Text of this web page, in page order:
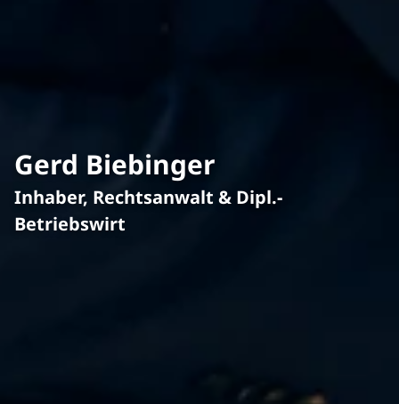
Gerd Biebinger
Inhaber, Rechtsanwalt & Dipl.-
Betriebswirt